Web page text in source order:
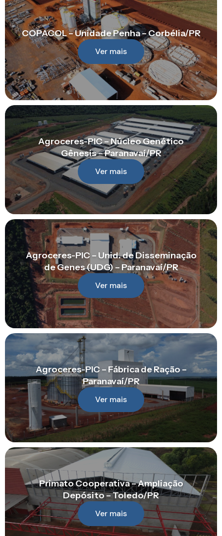
COPACOL – Unidade Penha – Corbélia/PR
Ver mais
Agroceres-PIC – Núcleo Genético
Gênesis – Paranavaí/PR
Ver mais
Agroceres-PIC – Unid. de Disseminação
de Genes (UDG) – Paranavaí/PR
Ver mais
Agroceres-PIC – Fábrica de Ração –
Paranavaí/PR
Ver mais
Primato Cooperativa – Ampliação
Depósito – Toledo/PR
Ver mais